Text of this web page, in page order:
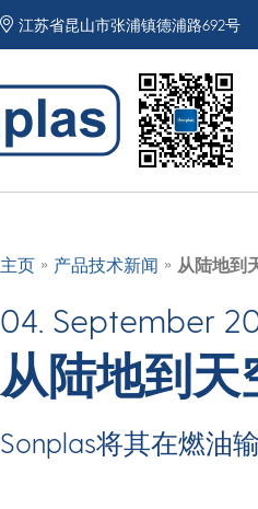
江苏省昆山市张浦镇德浦路692号
主页 » 产品技术新闻 » 从陆地到
04. September
从陆地到天
Sonplas将其在燃油